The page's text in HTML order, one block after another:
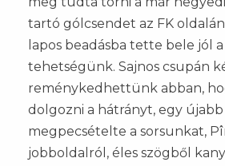
tartó gólcsendet az FK
lapos beadásba tette bele jól
tehetségünk. Sajnos csupán
reménykedhettünk abban,
dolgozni a hátrányt, egy
megpecsételte a sorsunkat,
jobboldalról, éles szögből